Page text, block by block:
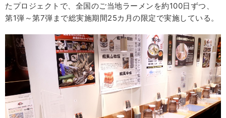
たプロジェクトで、全国のご当地ラーメンを約100日ずつ、
第1弾～第7弾まで総実施期間25カ月の限定で実施している。